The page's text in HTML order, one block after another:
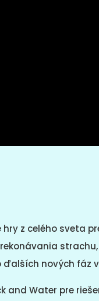
z celého sveta
nových fáz
and Water pre